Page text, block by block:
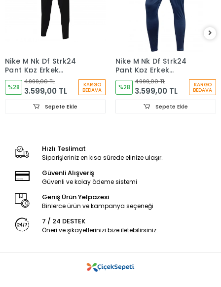
Nike M Nk Df Strk24
Pant Kpz Erkek
Eşofman Altı Siyah
Fd7574-010
%28
4.999,00 TL
3.599,00 TL
KARGO
BEDAVA
Sepete Ekle
Nike M Nk Df Strk24
Pant Kpz Erkek
Eşofman Altı lacivert
Fd7574-451
%28
4.999,00 TL
3.599,00 TL
KARGO
BEDAVA
Sepete Ekle
Hızlı Teslimat
Siparişleriniz en kısa sürede elinize ulaşır.
Güvenli Alışveriş
Güvenli ve kolay ödeme sistemi
Geniş Ürün Yelpazesi
Binlerce ürün ve kampanya seçeneği
7 / 24 DESTEK
Öneri ve şikayetlerinizi bize iletebilirsiniz.